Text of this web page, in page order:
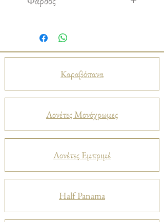
Καραβόπανα
Λονέτες Μονόχρωμες
Λονέτες Εμπριμέ
Half Panama